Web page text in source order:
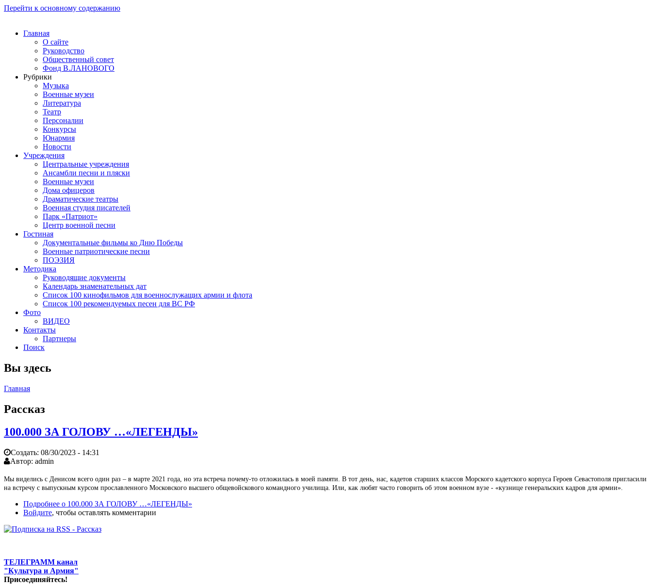
Перейти к основному содержанию
Главная
О сайте
Руководство
Общественный совет
Фонд В.ЛАНОВОГО
Рубрики
Музыка
Военные музеи
Литература
Театр
Персоналии
Конкурсы
Юнармия
Новости
Учреждения
Центральные учреждения
Ансамбли песни и пляски
Военные музеи
Дома офицеров
Драматические театры
Военная студия писателей
Парк «Патриот»
Центр военной песни
Гостиная
Документальные фильмы ко Дню Победы
Военные патриотические песни
ПОЭЗИЯ
Методика
Руководящие документы
Календарь знаменательных дат
Список 100 кинофильмов для военнослужащих армии и флота
Список 100 рекомендуемых песен для ВС РФ
Фото
ВИДЕО
Контакты
Партнеры
Поиск
Вы здесь
Главная
Рассказ
100.000 ЗА ГОЛОВУ …«ЛЕГЕНДЫ»
Создать: 08/30/2023 - 14:31
Автор: admin
Мы виделись с Денисом всего один раз – в марте 2021 года, но эта встреча почему-то отложилась в моей памяти. В тот день, нас, кадетов старших классов Морского кадетского корпуса Героев Севастополя пригласили
на встречу с выпускным курсом прославленного Московского высшего общевойскового командного училища. Или, как любят часто говорить об этом военном вузе - «кузнице генеральских кадров для армии».
Подробнее о 100.000 ЗА ГОЛОВУ …«ЛЕГЕНДЫ»
Войдите, чтобы оставлять комментарии
ТЕЛЕГРАММ канал
"Культура и Армия"
Присоединяйтесь!